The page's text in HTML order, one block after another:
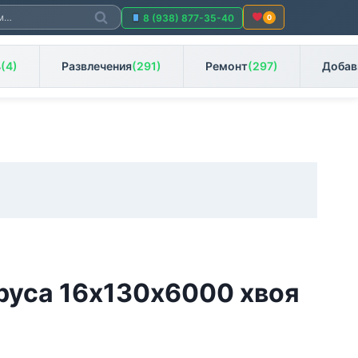
Поиск
8 (938) 877-35-40 0
(4) Развлечения(291) Ремонт(297)
16х130х6000 хвоя